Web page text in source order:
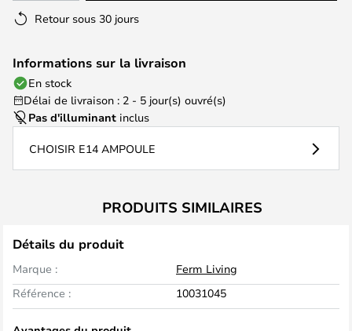
Retour sous 30 jours
Informations sur la livraison
En stock
Délai de livraison : 2 - 5 jour(s) ouvré(s)
Pas d'illuminant inclus
CHOISIR E14 AMPOULE
PRODUITS SIMILAIRES
Détails du produit
Marque :
Ferm Living
Référence :
10031045